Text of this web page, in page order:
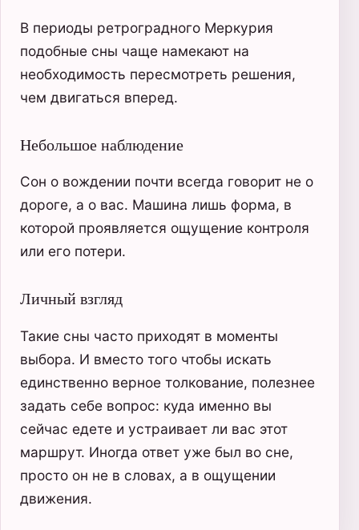
В периоды ретроградного Меркурия
подобные сны чаще намекают на
необходимость пересмотреть решения,
чем двигаться вперед.
Небольшое наблюдение
Сон о вождении почти всегда говорит не о
дороге, а о вас. Машина лишь форма, в
которой проявляется ощущение контроля
или его потери.
Личный взгляд
Такие сны часто приходят в моменты
выбора. И вместо того чтобы искать
единственно верное толкование, полезнее
задать себе вопрос: куда именно вы
сейчас едете и устраивает ли вас этот
маршрут. Иногда ответ уже был во сне,
просто он не в словах, а в ощущении
движения.